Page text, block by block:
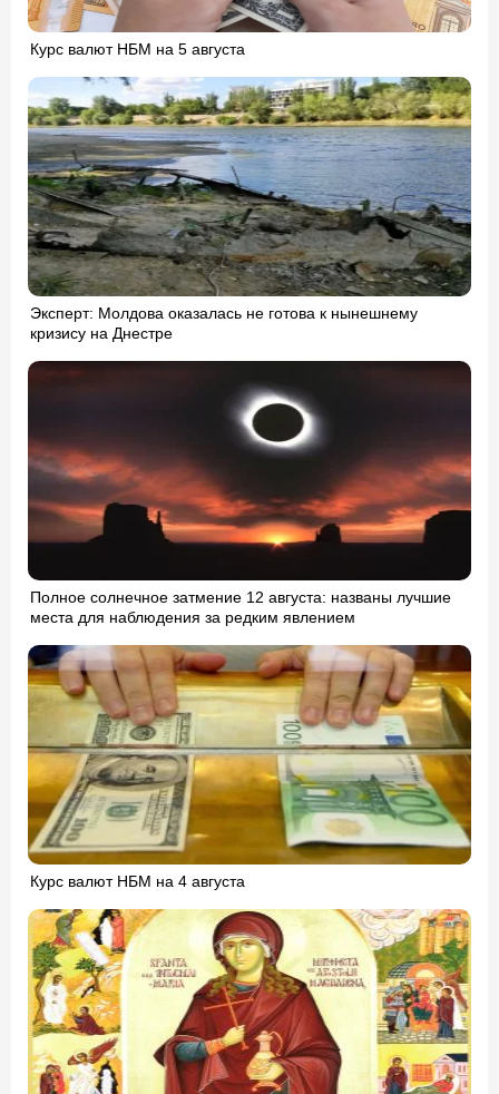
Курс валют НБМ на 5 августа
Эксперт: Молдова оказалась не готова к нынешнему
кризису на Днестре
Полное солнечное затмение 12 августа: названы лучшие
места для наблюдения за редким явлением
Курс валют НБМ на 4 августа